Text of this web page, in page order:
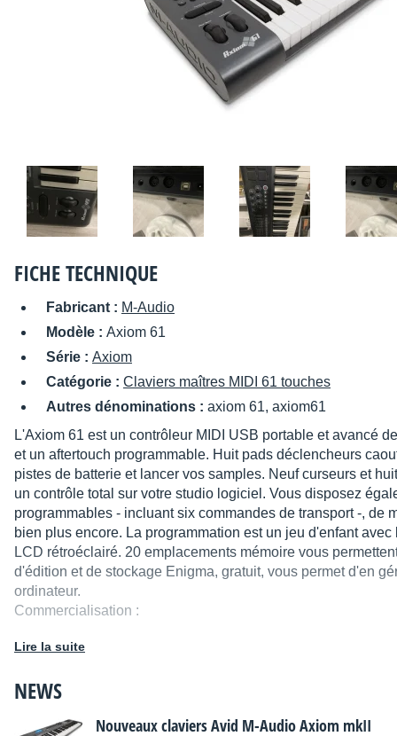
FICHE TECHNIQUE
Fabricant : M-Audio
Modèle : Axiom 61
Série : Axiom
Catégorie : Claviers maîtres MIDI 61 touches
Autres dénominations : axiom 61, axiom61
L'Axiom 61 est un contrôleur MIDI USB portable et avancé
et un aftertouch programmable. Huit pads déclencheurs
pistes de batterie et lancer vos samples. Neuf curseurs et
un contrôle total sur votre studio logiciel. Vous disposez
programmables - incluant six commandes de transport -, de
bien plus encore. La programmation est un jeu d'enfant
LCD rétroéclairé. 20 emplacements mémoire vous
d'édition et de stockage Enigma, gratuit, vous permet d'en
ordinateur.
Commercialisation :
A partir de 2006.
Clavier portable 61 touches (Toucher Semi-Lourd) +
Entrées/Sorties MIDI : 1 OUT.
Lire la suite
NEWS
Nouveaux claviers Avid M-Audio Axiom mkII